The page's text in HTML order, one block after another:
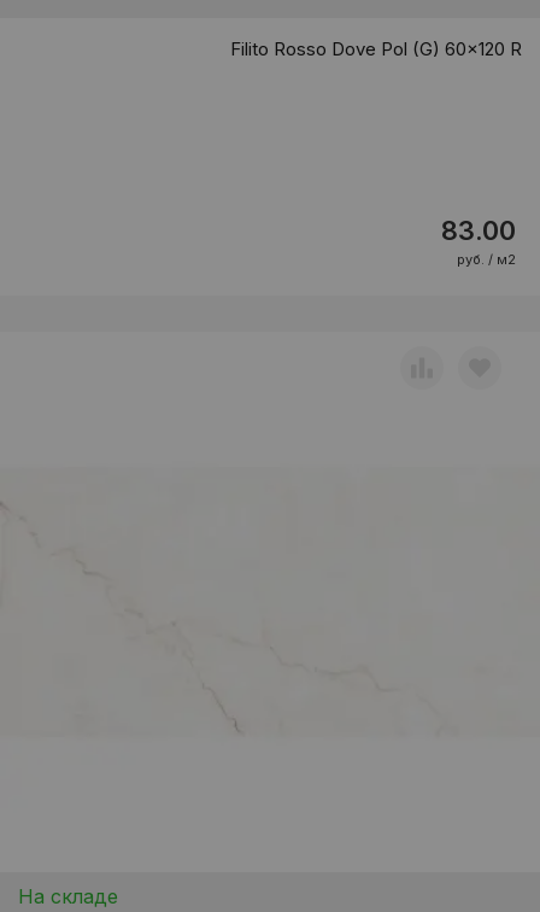
Filito Rosso Dove Pol (G) 60x120 R
83.00
руб. / м2
На складе